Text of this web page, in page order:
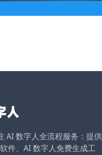
AI 数字人全流程服务：提供
件、AI 数字人免费生成工